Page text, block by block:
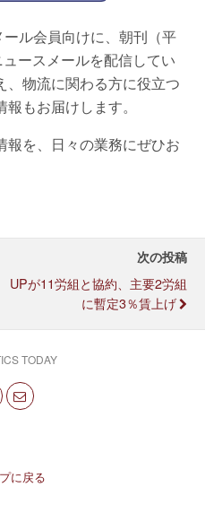
ル会員向けに、朝刊（平
ースメールを配信してい
、物流に関わる方に役立つ
もお届けします。
報を、日々の業務にぜひお
次の投稿
UPが11労組と協約、主要2労組
に暫定3％賃上げ
TODAY
に戻る